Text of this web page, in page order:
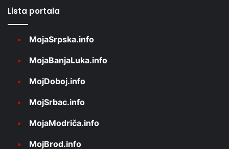
Lista portala
MojaSrpska.info
MojaBanjaLuka.info
MojDoboj.info
MojSrbac.info
MojaModriča.info
MojBrod.info